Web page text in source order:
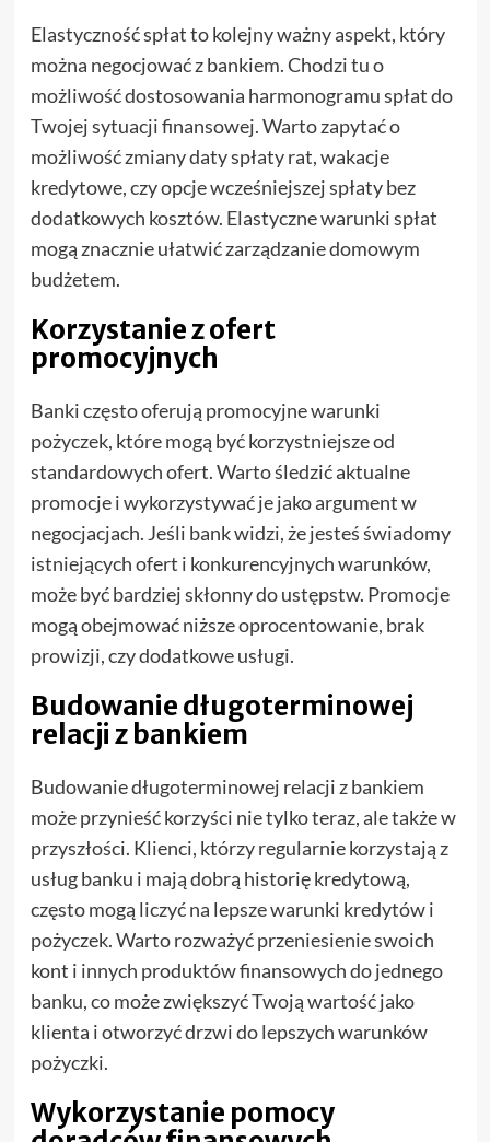
Elastyczność spłat to kolejny ważny aspekt, który
można negocjować z bankiem. Chodzi tu o
możliwość dostosowania harmonogramu spłat do
Twojej sytuacji finansowej. Warto zapytać o
możliwość zmiany daty spłaty rat, wakacje
kredytowe, czy opcje wcześniejszej spłaty bez
dodatkowych kosztów. Elastyczne warunki spłat
mogą znacznie ułatwić zarządzanie domowym
budżetem.
Korzystanie z ofert
promocyjnych
Banki często oferują promocyjne warunki
pożyczek, które mogą być korzystniejsze od
standardowych ofert. Warto śledzić aktualne
promocje i wykorzystywać je jako argument w
negocjacjach. Jeśli bank widzi, że jesteś świadomy
istniejących ofert i konkurencyjnych warunków,
może być bardziej skłonny do ustępstw. Promocje
mogą obejmować niższe oprocentowanie, brak
prowizji, czy dodatkowe usługi.
Budowanie długoterminowej
relacji z bankiem
Budowanie długoterminowej relacji z bankiem
może przynieść korzyści nie tylko teraz, ale także w
przyszłości. Klienci, którzy regularnie korzystają z
usług banku i mają dobrą historię kredytową,
często mogą liczyć na lepsze warunki kredytów i
pożyczek. Warto rozważyć przeniesienie swoich
kont i innych produktów finansowych do jednego
banku, co może zwiększyć Twoją wartość jako
klienta i otworzyć drzwi do lepszych warunków
pożyczki.
Wykorzystanie pomocy